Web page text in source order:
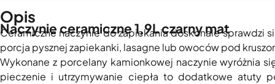
Naczynie ceramiczne 1,9L czarny mat
Opis
Ceramiczne naczynie do zapiekania doskonale sprawdzi
porcja pysznej zapiekanki, lasagne lub owoców pod
Wykonane z porcelany kamionkowej naczynie wyróżnia
pieczenie i utrzymywanie ciepła to dodatkowe atuty